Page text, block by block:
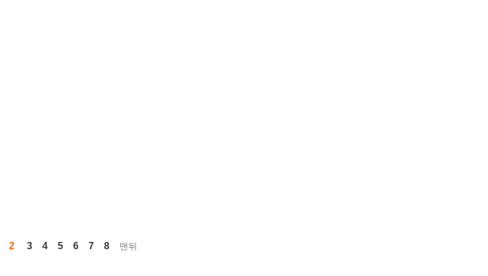
2 3 4 5 6 7 8 맨뒤